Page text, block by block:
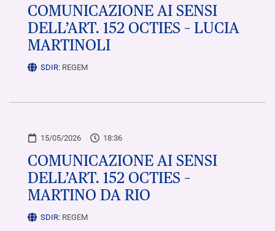
COMUNICAZIONE AI SENSI
DELL’ART. 152 OCTIES – LUCIA
MARTINOLI
SDIR: REGEM
15/05/2026 18:36
COMUNICAZIONE AI SENSI
DELL’ART. 152 OCTIES –
MARTINO DA RIO
SDIR: REGEM